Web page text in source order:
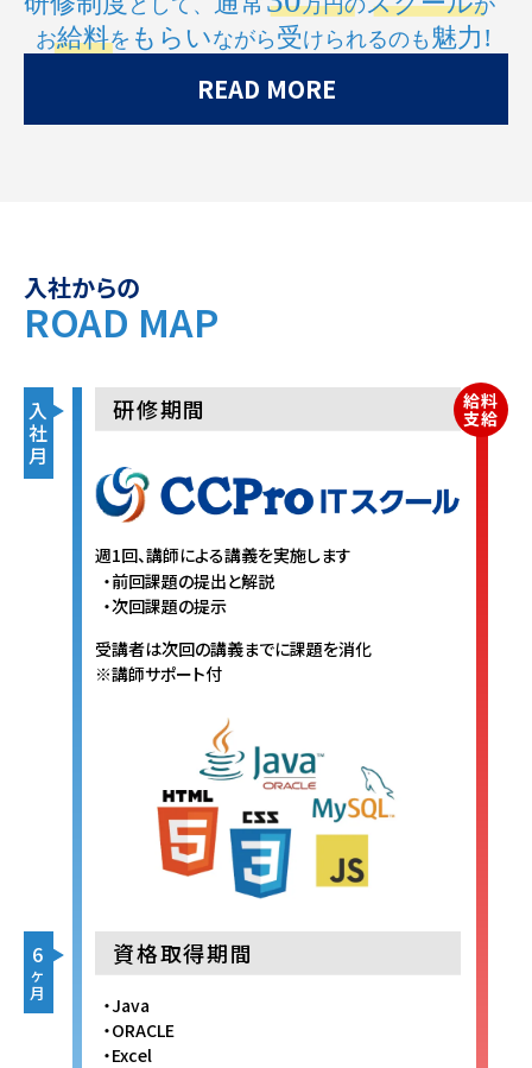
READ MORE
入社からの
ROAD MAP
入
社
月
研修期間
週1回、講師による講義を実施します
前回課題の提出と解説
次回課題の提示
受講者は次回の講義までに課題を消化
※講師サポート付
給料
支給
6
ヶ
月
資格取得期間
Java
ORACLE
Excel